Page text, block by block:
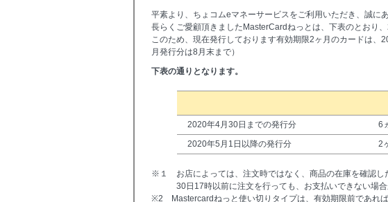
平素より、ちょコムeマネーサービスをご利用いただき、誠に
長らくご愛顧頂きましたMasterCardねっとは、下表のとおり
このため、現在発行しております有効期限2ヶ月のカードは
月発行分は8月末まで）
下表の通りとなります。
2020年4月30日までの発行分
6
2020年5月1日以降の発行分
2
※１ お店によっては、注文時ではなく、商品の在庫を確認し
30日17時以前に注文を行っても、お支払いできない場合
※2 Mastercardねっと使い切りタイプは、有効期限前であれ